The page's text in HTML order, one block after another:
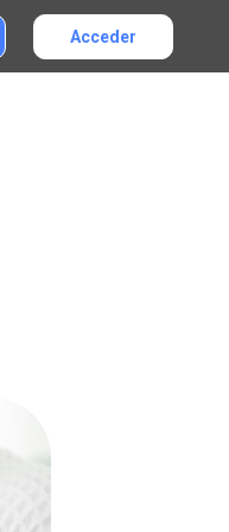
Acceder